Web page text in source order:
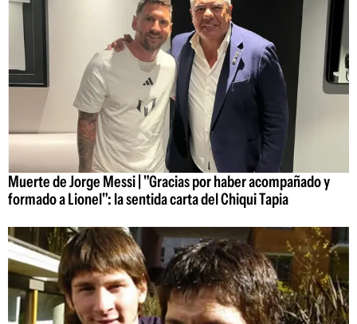
Muerte de Jorge Messi | "Gracias por haber acompañado y
formado a Lionel": la sentida carta del Chiqui Tapia